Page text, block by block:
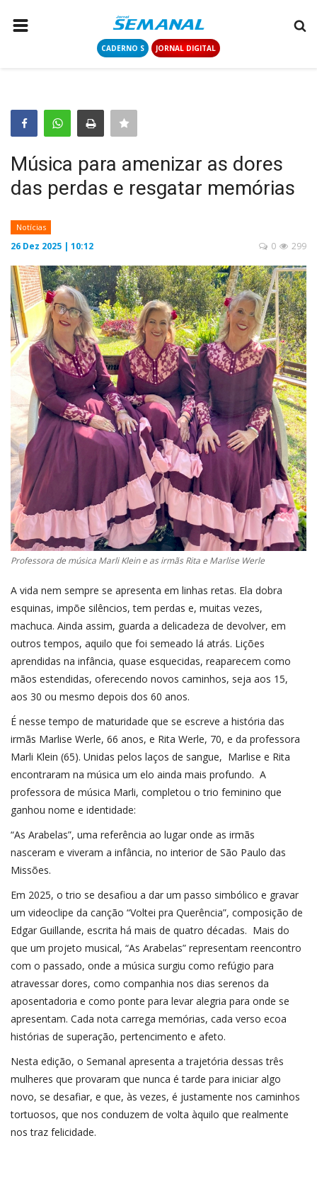
CADERNO S JORNAL DIGITAL
COLUNISTAS
CONTATO
LOGIN
CADASTRAR
CADERNO S
JORNAL DIGITAL
Música para amenizar as dores
das perdas e resgatar memórias
Notícias
26 Dez 2025 | 10:12 299
0
Professora de música Marli Klein e as irmãs Rita e Marlise Werle
A vida nem sempre se apresenta em linhas retas. Ela dobra
esquinas, impõe silêncios, tem perdas e, muitas vezes,
machuca. Ainda assim, guarda a delicadeza de devolver, em
outros tempos, aquilo que foi semeado lá atrás. Lições
aprendidas na infância, quase esquecidas, reaparecem como
mãos estendidas, oferecendo novos caminhos, seja aos 15,
aos 30 ou mesmo depois dos 60 anos.
É nesse tempo de maturidade que se escreve a história das
irmãs Marlise Werle, 66 anos, e Rita Werle, 70, e da professora
Marli Klein (65). Unidas pelos laços de sangue, Marlise e Rita
encontraram na música um elo ainda mais profundo. A
professora de música Marli, completou o trio feminino que
ganhou nome e identidade:
“As Arabelas”, uma referência ao lugar onde as irmãs
nasceram e viveram a infância, no interior de São Paulo das
Missões.
Em 2025, o trio se desafiou a dar um passo simbólico e gravar
um videoclipe da canção “Voltei pra Querência”, composição de
Edgar Guillande, escrita há mais de quatro décadas. Mais do
que um projeto musical, “As Arabelas” representam reencontro
com o passado, onde a música surgiu como refúgio para
atravessar dores, como companhia nos dias serenos da
aposentadoria e como ponte para levar alegria para onde se
apresentam. Cada nota carrega memórias, cada verso ecoa
histórias de superação, pertencimento e afeto.
Nesta edição, o Semanal apresenta a trajetória dessas três
mulheres que provaram que nunca é tarde para iniciar algo
novo, se desafiar, e que, às vezes, é justamente nos caminhos
tortuosos, que nos conduzem de volta àquilo que realmente
nos traz felicidade.